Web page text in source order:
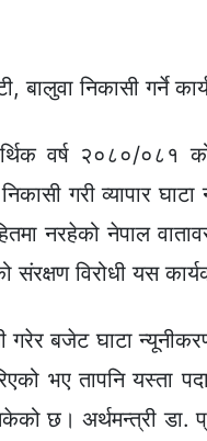
बालुवा निकासी गर्ने
वर्ष २०८०/०८१
गरी व्यापार
नरहेको नेपाल
संरक्षण विरोधी यस
गरेर बजेट घाटा
भए तापनि यस्ता
छ। अर्थमन्त्री डा.